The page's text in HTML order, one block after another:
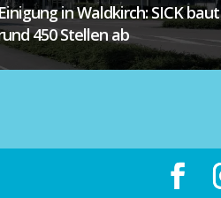
in Waldkirch: SICK baut
450 Stellen ab